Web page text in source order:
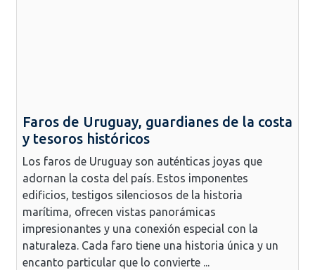
Faros de Uruguay, guardianes de la costa
y tesoros históricos
Los faros de Uruguay son auténticas joyas que
adornan la costa del país. Estos imponentes
edificios, testigos silenciosos de la historia
marítima, ofrecen vistas panorámicas
impresionantes y una conexión especial con la
naturaleza. Cada faro tiene una historia única y un
encanto particular que lo convierte ...